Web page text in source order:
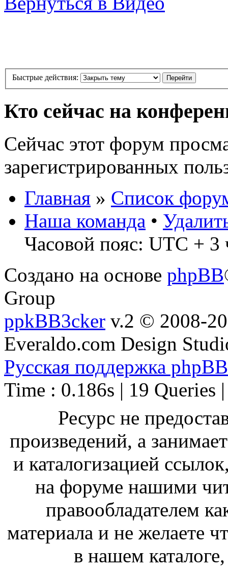
Быстрые действия:
Кто сейчас на
Сейчас этот форум
зарегистрированных
Главная » Список
Наша команда •
Часовой пояс: UTC + 3
Создано на основе phpBB
Group
ppkBB3cker v.2 © 2008-
Everaldo.com Design
Русская поддержка phpBB
Time : 0.186s | 19 Queries
Ресурс не
произведений, а
и каталогизацией
на форуме нашими
правообладателем
материала и не желаете
в нашем